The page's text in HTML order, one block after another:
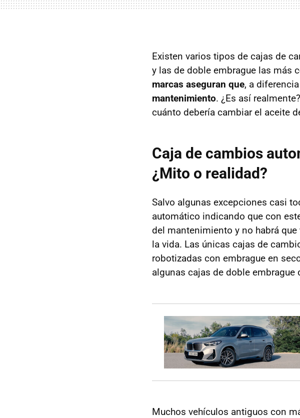
Existen varios tipos de cajas de
y las de doble embrague las más
marcas aseguran que, a
mantenimiento. ¿Es así
cuánto debería cambiar el aceite
Caja de cambios
¿Mito o realidad?
Salvo algunas excepciones casi
automático indicando que con
del mantenimiento y no habrá
la vida. Las únicas cajas de
robotizadas con embrague en
algunas cajas de doble embrague
Muchos vehículos antiguos con